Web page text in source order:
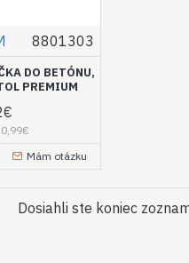
8801303
DO BETÓNU,
PREMIUM
Mám otázku
Dosiahli ste koniec